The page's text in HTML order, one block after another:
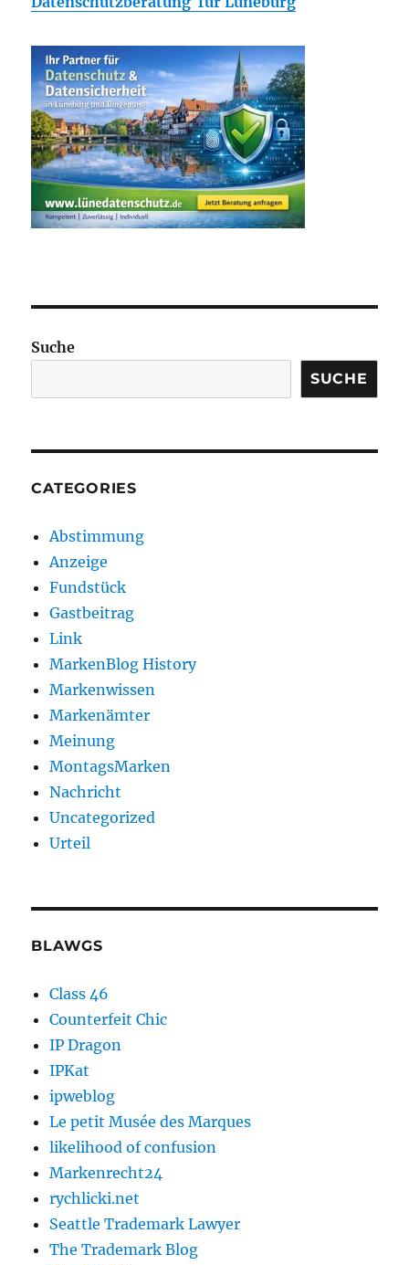
Suche
SUCHE
CATEGORIES
Abstimmung
Anzeige
Fundstück
Gastbeitrag
Link
MarkenBlog History
Markenwissen
Markenämter
Meinung
MontagsMarken
Nachricht
Uncategorized
Urteil
BLAWGS
Class 46
Counterfeit Chic
IP Dragon
IPKat
ipweblog
Le petit Musée des Marques
likelihood of confusion
Markenrecht24
rychlicki.net
Seattle Trademark Lawyer
The Trademark Blog